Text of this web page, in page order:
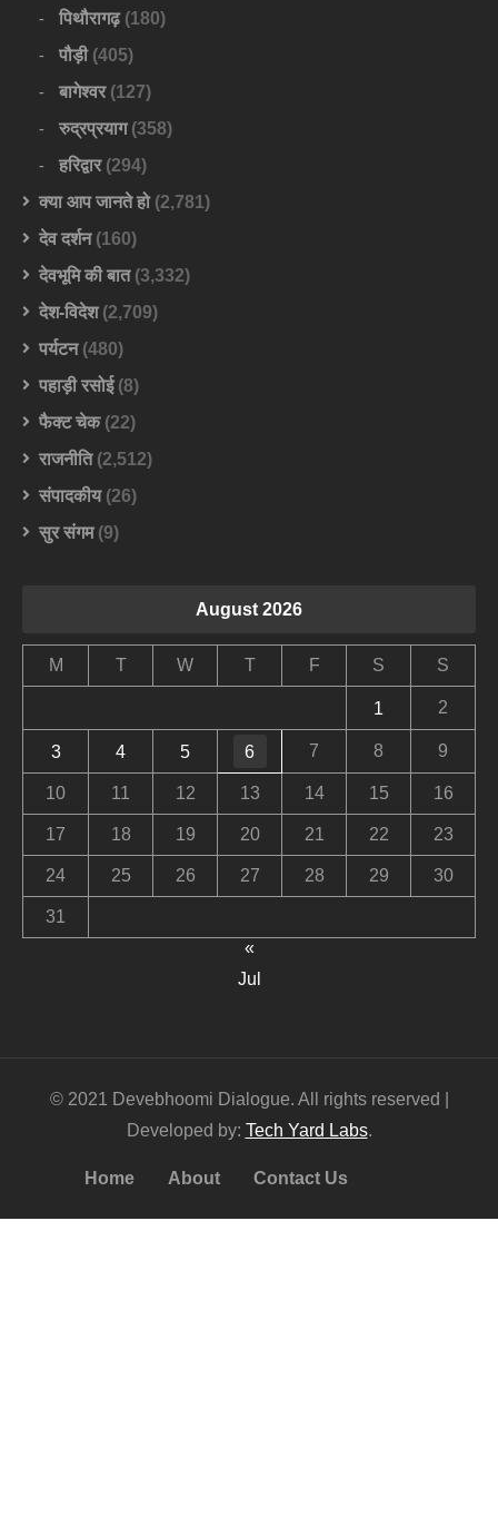
पिथौरागढ़(180)
पौड़ी(405)
बागेश्वर(127)
रुद्रप्रयाग(358)
हरिद्वार(294)
क्या आप जानते हो(2,781)
देव दर्शन(160)
देवभूमि की बात(3,332)
देश-विदेश(2,709)
पर्यटन(480)
पहाड़ी रसोई(8)
फैक्ट चेक(22)
राजनीति(2,512)
संपादकीय(26)
सुर संगम(9)
August 2026
M T W T F S S
1 2
3 4 5 6 7 8 9
10 11 12 13 14 15 16
17 18 19 20 21 22 23
24 25 26 27 28 29 30
31
«
Jul
© 2021 Devebhoomi Dialogue. All rights reserved |
Developed by: Tech Yard Labs.
Home About Contact Us